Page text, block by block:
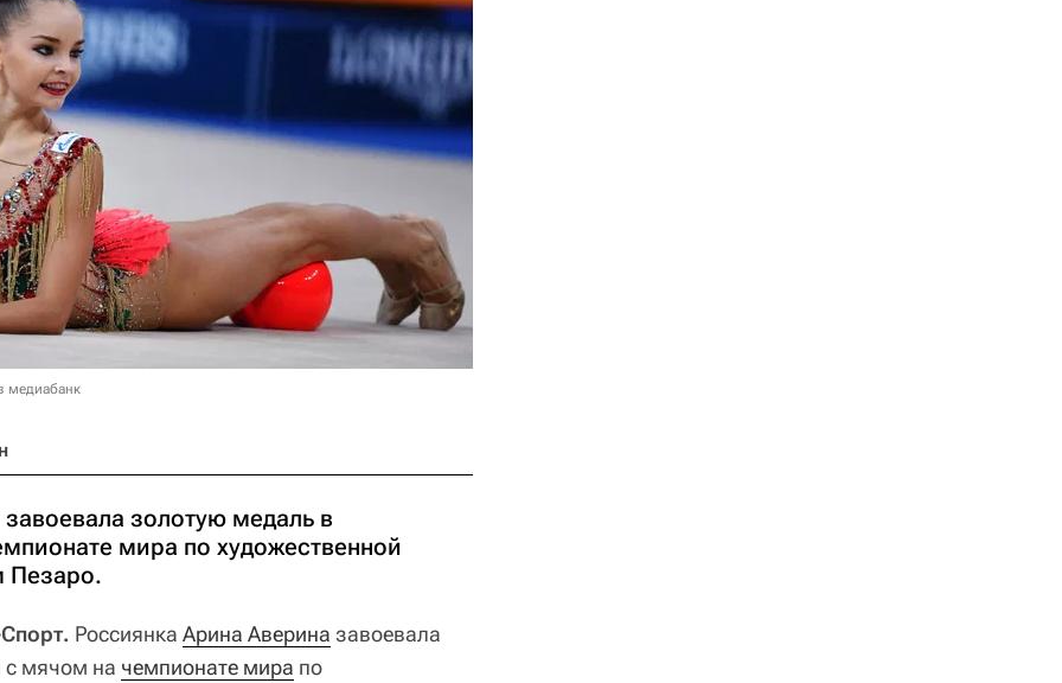
медиабанк
золотую медаль в
мира по художественной
Пезаро.
Россиянка Арина Аверина завоевала
с мячом на чемпионате мира по